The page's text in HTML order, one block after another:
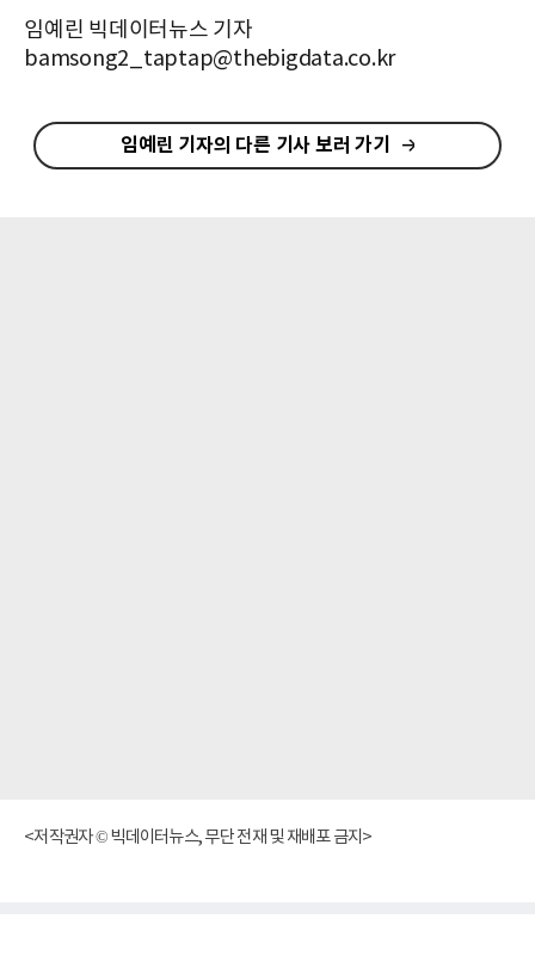
임예린 빅데이터뉴스 기자
bamsong2_taptap@thebigdata.co.kr
임예린 기자의 다른 기사 보러 가기
<저작권자 © 빅데이터뉴스, 무단 전재 및 재배포 금지>